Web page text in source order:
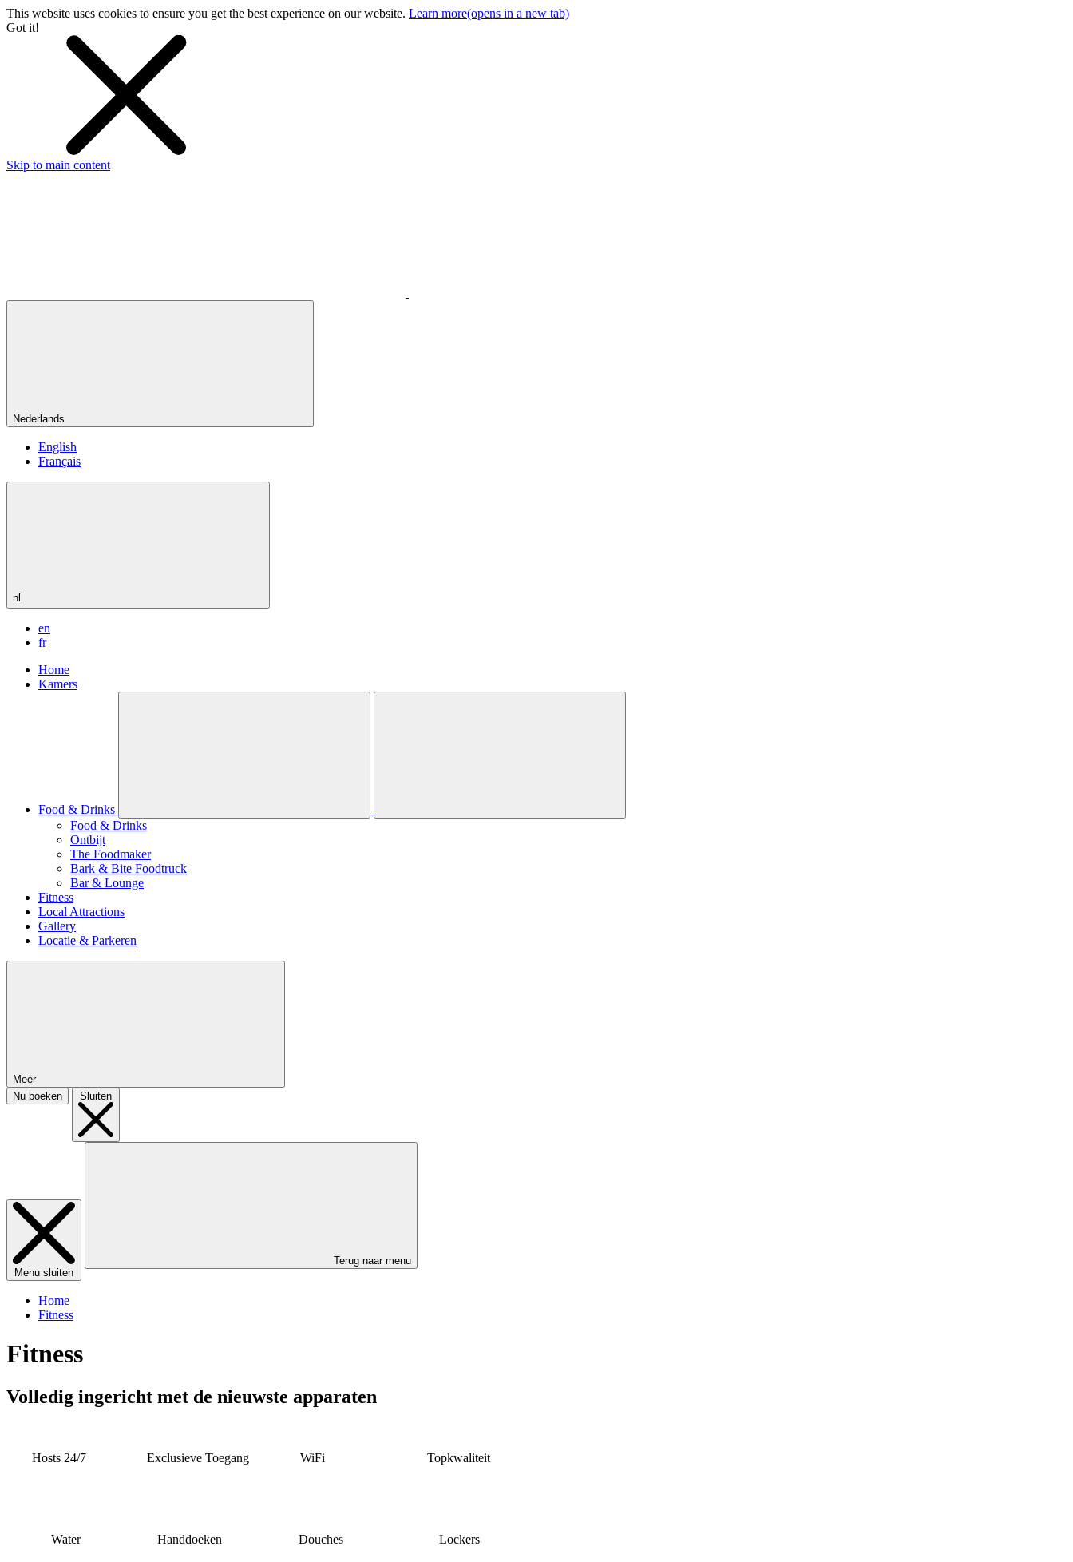
This website uses cookies to ensure you get the best experience on our website. Learn more(opens in a new tab)
Got it!
Skip to main content
Nederlands
English
Français
nl
en
fr
Home
Kamers
Food & Drinks
Food & Drinks
Ontbijt
The Foodmaker
Bark & Bite Foodtruck
Bar & Lounge
Fitness
Local Attractions
Gallery
Locatie & Parkeren
Meer
Nu boeken
Sluiten
Menu sluiten
Terug naar menu
Home
Fitness
Fitness
Volledig ingericht met de nieuwste apparaten
Hosts 24/7 Exclusieve Toegang WiFi Topkwaliteit
Water Handdoeken Douches Lockers